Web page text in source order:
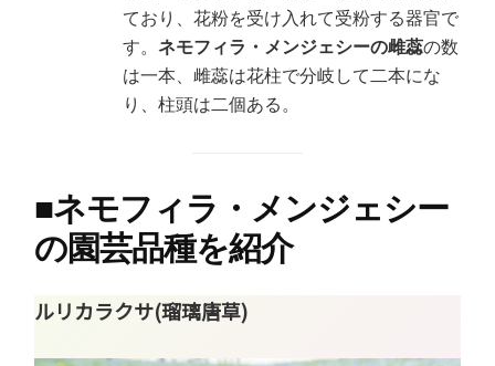
ており、花粉を受け入れて受粉する器官で
す。ネモフィラ・メンジェシーの雌蕊の数
は一本、雌蕊は花柱で分岐して二本にな
り、柱頭は二個ある。
■ネモフィラ・メンジェシー
の園芸品種を紹介
ルリカラクサ(瑠璃唐草)